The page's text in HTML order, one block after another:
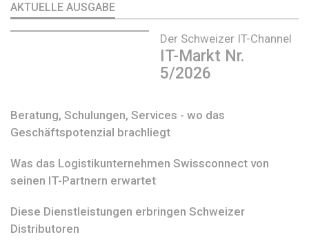
AKTUELLE AUSGABE
Der Schweizer IT-Channel
IT-Markt Nr.
5/2026
Beratung, Schulungen, Services - wo das
Geschäftspotenzial brachliegt
Was das Logistikunternehmen Swissconnect von
seinen IT-Partnern erwartet
Diese Dienstleistungen erbringen Schweizer
Distributoren